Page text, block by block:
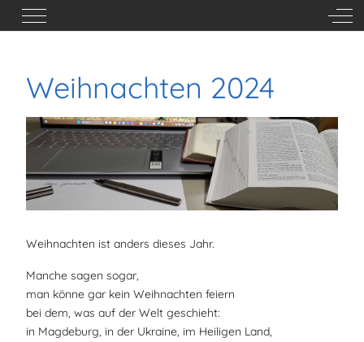
Mobile Menu Toggle Off-
Weihnachten 2024
Weihnachten ist anders dieses Jahr.
Manche sagen sogar,
man könne gar kein Weihnachten feiern
bei dem, was auf der Welt geschieht:
in Magdeburg, in der Ukraine, im Heiligen Land,